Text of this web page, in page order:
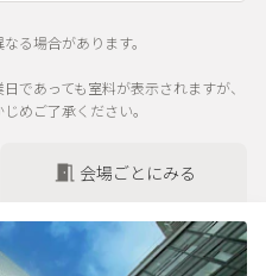
る場合があります。
であっても室料が表示されますが、
めご了承ください。
会場ごとにみる